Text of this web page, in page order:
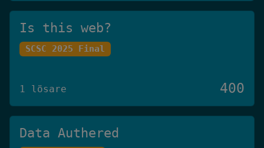
Is this web?
SCSC 2025 Final
1 lösare 400
Data Authered